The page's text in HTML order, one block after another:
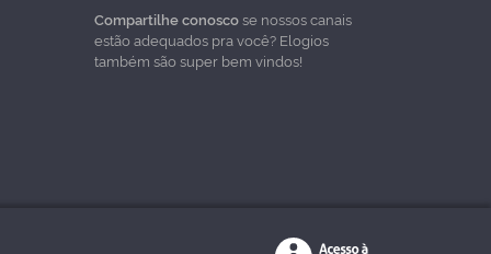
Compartilhe conoscose nossos canais
estão adequados pra você? Elogios
também são super bem vindos!